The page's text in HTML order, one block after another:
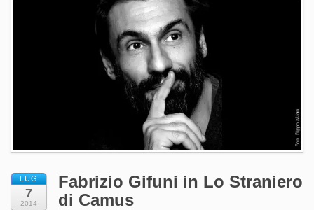
LUG
7
2014
Fabrizio Gifuni in Lo Straniero
di Camus